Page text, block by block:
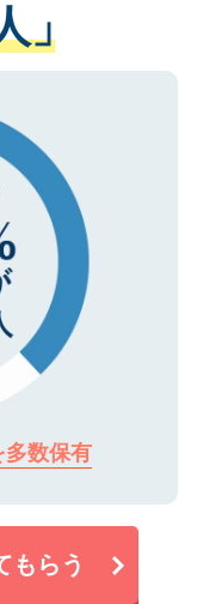
得済みです。
心ください。
ご転職をされ
トが可能です
。
」
多数保有
もらう